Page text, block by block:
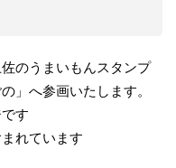
のうまいもんスタンプ
」へ参画いたします。
す
れています